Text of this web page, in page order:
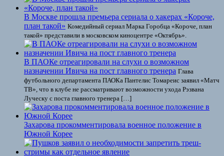
В Москве прошла премьера сериала о хакерах «Короче,
план такой» Комедийный сериал Марка Горобца «Короче, план
такой» представили в московском киноцентре «Октябрь».
В ПАОКе отреагировали на слухи о возможном
назначении Ивича на пост главного тренера Глава
футбольного департамента ПАОКа Пантелис Томареис заявил «Матч
ТВ», что в клубе не рассматривают возможности ухода Рэзвана
Луческу с поста главного тренера […]
Захарова прокомментировала военное положение в
Южной Корее